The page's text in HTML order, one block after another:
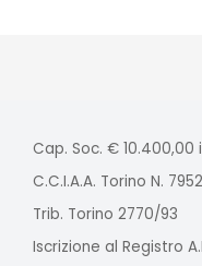
Cap. Soc. € 10.400,00
C.C.I.A.A. Torino N.
Trib. Torino 2770/93
Iscrizione al Registro